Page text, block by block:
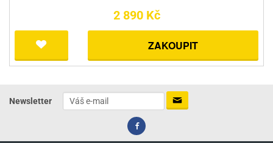
2 890 Kč
ZAKOUPIT
Newsletter